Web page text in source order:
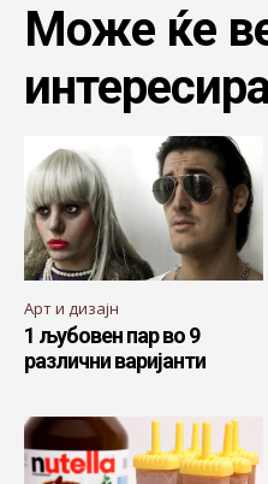
Може ќе
Арт и дизајн
1 љубовен пар во 9
различни варијанти